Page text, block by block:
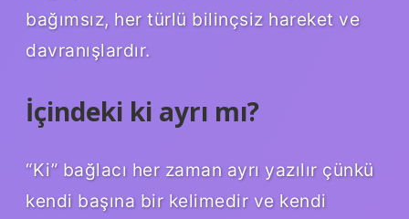
bağımsız, her türlü bilinçsiz hareket ve
davranışlardır.
İçindeki ki ayrı mı?
“Ki” bağlacı her zaman ayrı yazılır çünkü
kendi başına bir kelimedir ve kendi